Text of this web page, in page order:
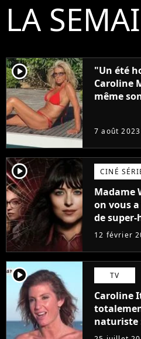
LA
player2
"Un été
Caroline
même
7 août 2023
player2 CINÉ
Madame
on vous
de super-
12 février
player2 TV
Caroline
naturiste